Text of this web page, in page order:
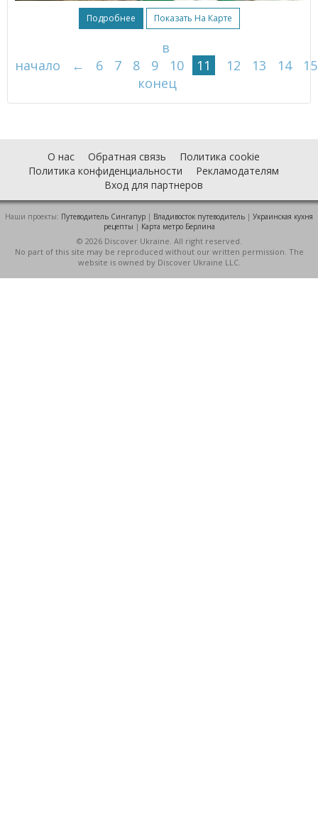
Подробнее Показать На Карте
в
начало
← 6 7 8 9 10 11 12 13 14
15
конец
О нас Обратная связь
Политика cookie
Политика конфиденциальности
Рекламодателям
Вход для партнеров
Наши проекты: Путеводитель Сингапур | Владивосток путеводитель | Украинская кухня
рецепты | Карта метро Берлина
© 2026 Discover Ukraine. All right reserved.
No part of this site may be reproduced without our written permission. The
website is owned by Discover Ukraine LLC.